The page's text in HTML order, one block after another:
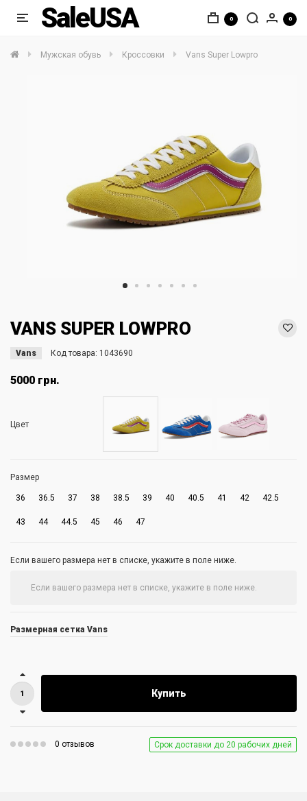
SaleUSA 0 0
Мужская обувь Кроссовки Vans Super Lowpro
VANS SUPER LOWPRO
Vans Код товара: 1043690
5000 грн.
Цвет
Размер
36 36.5 37 38 38.5 39 40 40.5 41 42 42.5
43 44 44.5 45 46 47
Если вашего размера нет в списке, укажите в поле ниже.
Размерная сетка Vans
Купить
0 отзывов Срок доставки до 20 рабочих дней